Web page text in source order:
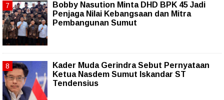
Bobby Nasution Minta DHD BPK 45 Jadi
Penjaga Nilai Kebangsaan dan Mitra
Pembangunan Sumut
Kader Muda Gerindra Sebut Pernyataan
Ketua Nasdem Sumut Iskandar ST
Tendensius